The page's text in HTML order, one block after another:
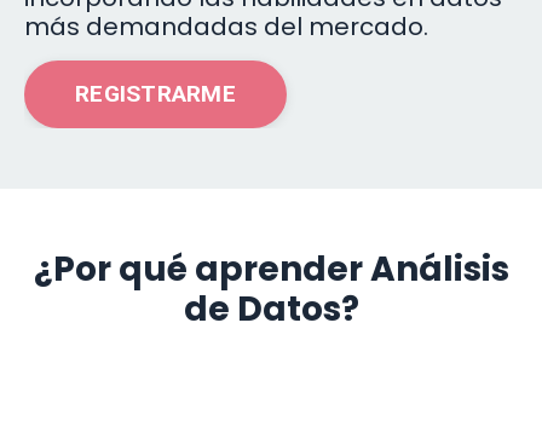
más demandadas del mercado.
REGISTRARME
¿Por qué aprender Análisis
de Datos?